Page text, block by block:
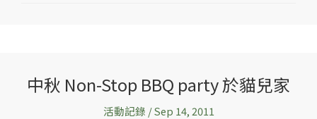
中秋 Non-Stop BBQ party 於貓兒家
活動記錄 /Sep 14, 2011
中